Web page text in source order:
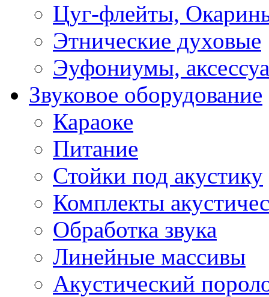
Цуг-флейты,
Этнические духовые
Эуфониумы,
Звуковое оборудование
Караоке
Питание
Стойки под акустику
Комплекты
Обработка звука
Линейные массивы
Акустический